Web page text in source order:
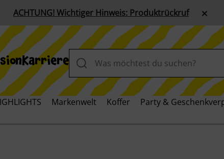
ACHTUNG! Wichtiger Hinweis: Produktrückruf
Karriere
Markenwelt Koffer Party &